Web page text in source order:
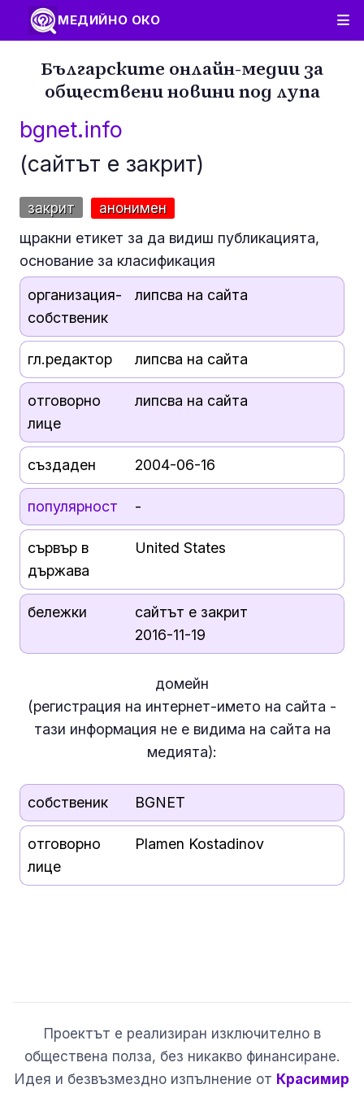
МЕДИЙНО ОКО
Българските онлайн-медии за
обществени новини под лупа
bgnet.info
(сайтът е закрит)
закрит анонимен
щракни етикет за да видиш публикацията,
основание за класификация
организация-
собственик
липсва на сайта
гл.редактор липсва на сайта
отговорно
лице
липсва на сайта
създаден 2004-06-16
популярност -
сървър в
държава
United States
бележки
сайтът е закрит
2016-11-19
домейн
(регистрация на интернет-името на сайта -
тази информация не евидима на сайта на
медията):
собственик BGNET
отговорно
лице
Plamen Kostadinov
Проектът е реализиран изключително в
обществена полза, без никакво финансиране.
Идея и безвъзмездно изпълнение от Красимир